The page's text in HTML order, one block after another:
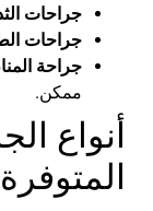
جراحات
جراحات
جراحة
ممكن.
أنواع
المتوفرة